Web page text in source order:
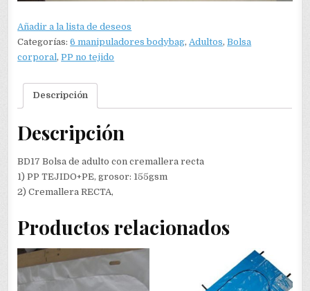
Añadir a la lista de deseos
Categorías:6 manipuladores bodybag, Adultos,Bolsa
corporal ,PP no tejido
Descripción
Descripción
BD17 Bolsa de adulto con cremallera recta
1) PP TEJIDO+PE, grosor: 155gsm
2) Cremallera RECTA,
Productos relacionados